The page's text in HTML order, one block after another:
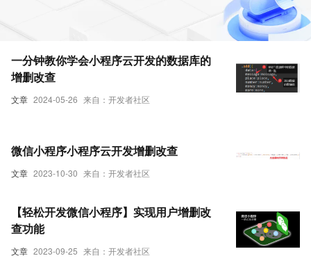
文章 2024-05-26 来自：开发者社区
一分钟教你学会小程序云开发的数据库的
增删改查
文章 2023-10-30 来自：开发者社区
微信小程序小程序云开发增删改查
文章 2023-09-25 来自：开发者社区
【轻松开发微信小程序】实现用户增删改
查功能